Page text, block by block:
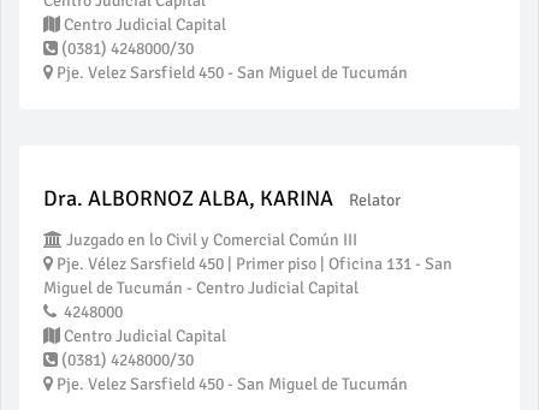
Centro Judicial Capital
(0381) 4248000/30
Pje. Velez Sarsfield 450 - San Miguel de Tucumán
Dra. ALBORNOZ ALBA, KARINA
Relator
Juzgado en lo Civil y Comercial Común III
Pje. Vélez Sarsfield 450 | Primer piso | Oficina 131 - San
Miguel de Tucumán - Centro Judicial Capital
4248000
Centro Judicial Capital
(0381) 4248000/30
Pje. Velez Sarsfield 450 - San Miguel de Tucumán